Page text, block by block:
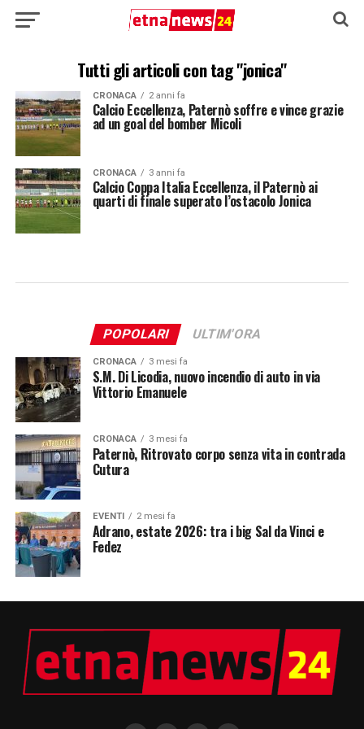
Tutti gli articoli con tag "jonica"
CRONACA 2 anni fa
Calcio Eccellenza, Paternò soffre e vince grazie
ad un goal del bomber Micoli
CRONACA 3 anni fa
Calcio Coppa Italia Eccellenza, il Paternò ai
quarti di finale superato l’ostacolo Jonica
POPOLARI ULTIM'ORA
CRONACA 3 mesi fa
S.M. Di Licodia, nuovo incendio di auto in via
Vittorio Emanuele
CRONACA 3 mesi fa
Paternò, Ritrovato corpo senza vita in contrada
Cutura
EVENTI 2 mesi fa
Adrano, estate 2026: tra i big Sal da Vinci e
Fedez